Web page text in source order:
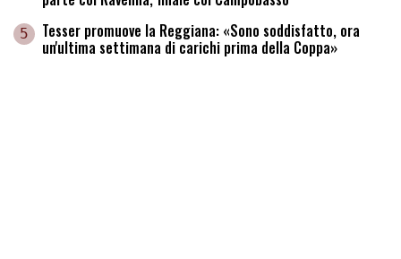
5 Tesser promuove la Reggiana: «Sono soddisfatto, ora
un'ultima settimana di carichi prima della Coppa»